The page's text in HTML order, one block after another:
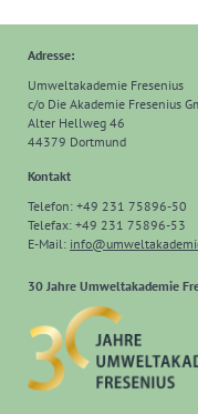
Adresse:
Umweltakademie Fresenius
c/o Die Akademie Fresenius
Alter Hellweg 46
44379 Dortmund
Kontakt
Telefon: +49 231 75896-50
Telefax: +49 231 75896-53
E-Mail: info@
30 Jahre Umweltakademie